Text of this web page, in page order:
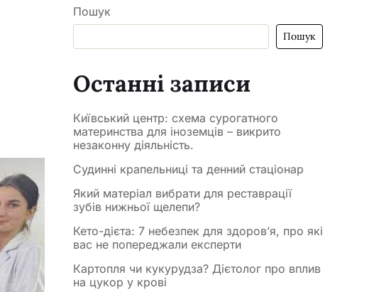
Пошук
Пошук
Останні записи
Київський центр: схема сурогатного
материнства для іноземців – викрито
незаконну діяльність.
Судинні крапельниці та денний стаціонар
Який матеріал вибрати для реставрації
зубів нижньої щелепи?
Кето-дієта: 7 небезпек для здоров’я, про які
вас не попереджали експерти
Картопля чи кукурудза? Дієтолог про вплив
на цукор у крові